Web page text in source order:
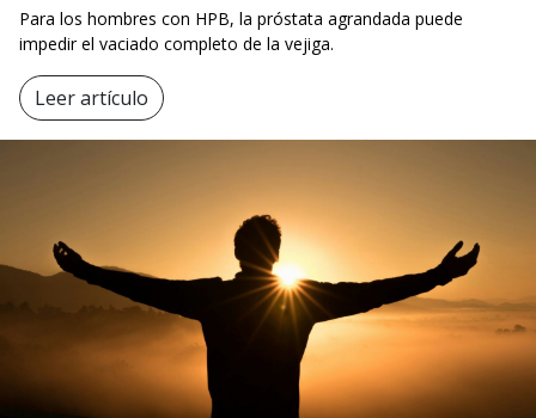
Para los hombres con HPB, la próstata agrandada puede
impedir el vaciado completo de la vejiga.
Leer artículo